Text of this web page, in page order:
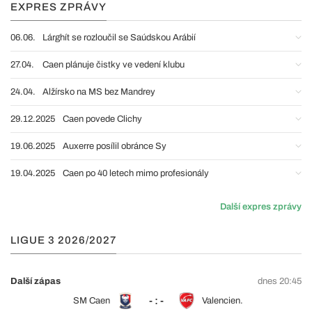
EXPRES ZPRÁVY
06.06. Lárghít se rozloučil se Saúdskou Arábií
27.04. Caen plánuje čistky ve vedení klubu
24.04. Alžírsko na MS bez Mandrey
29.12.2025 Caen povede Clichy
19.06.2025 Auxerre posílil obránce Sy
19.04.2025 Caen po 40 letech mimo profesionály
Další expres zprávy
LIGUE 3 2026/2027
Další zápas
dnes 20:45
SM Caen
- : - Valencien.